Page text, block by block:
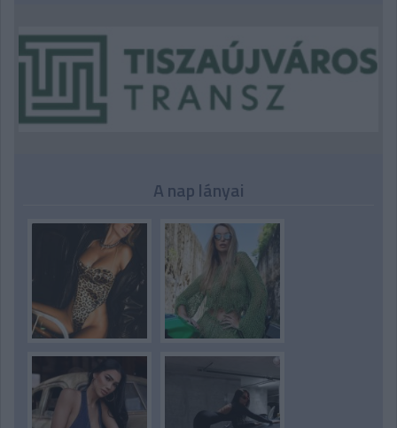
A nap lányai